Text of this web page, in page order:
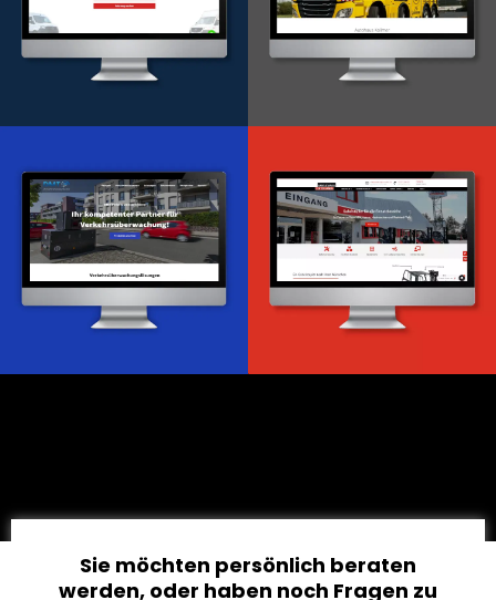
WordPress Entwicklung
Webdesign & -entwicklung
Sie möchten persönlich beraten
werden, oder haben noch Fragen zu